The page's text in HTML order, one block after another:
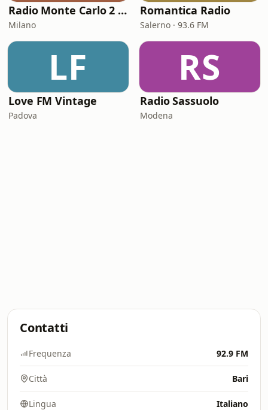
Radio Monte Carlo 2 - Amor Latino
Milano
Romantica Radio
Salerno · 93.6 FM
LF
Love FM Vintage
Padova
RS
Radio Sassuolo
Modena
Contatti
Frequenza 92.9 FM
Città Bari
Lingua Italiano